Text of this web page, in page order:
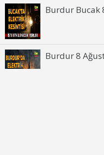
Burdur Bucak
Burdur 8